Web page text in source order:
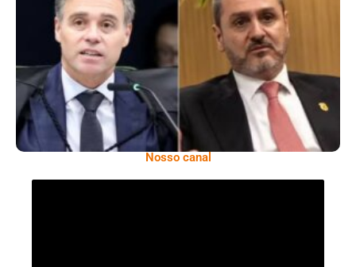
Superintendentes Da Polícia Federal
Manifestam Apoio Ao Diretor-Geral Em
Meio A Tensão Com O STF
Nosso canal